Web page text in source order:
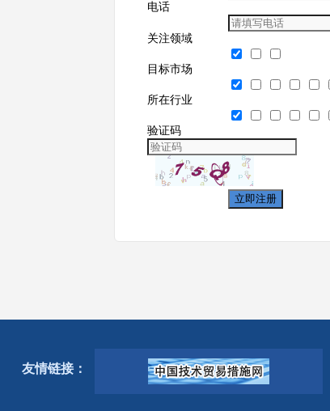
电话
关注领域
目标市场
所在行业
验证码
立即注册
友情链接：